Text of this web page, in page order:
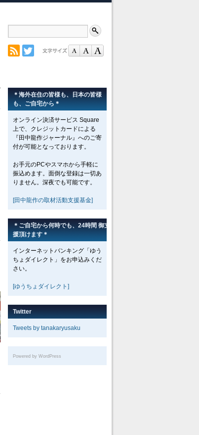
＊海外在住の皆様も、日本の皆様
も、ご自宅から＊
オンライン決済サービス Square
上で、クレジットカードによる
『田中龍作ジャーナル』へのご寄
付が可能となっております。
お手元のPCやスマホから手軽に
振込めます。面倒な登録は一切あ
りません。深夜でも可能です。
[田中龍作の取材活動支援基金]
＊ご自宅から何時でも、24時間 御支
援頂けます＊
インターネットバンキング「ゆう
ちょダイレクト」をお申込みくだ
さい。
[ゆうちょダイレクト]
Twitter
Tweets by tanakaryusaku
Powered by WordPress